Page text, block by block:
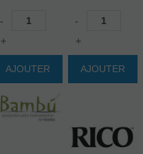
-
+
AJOUTER
-
+
AJOUTER